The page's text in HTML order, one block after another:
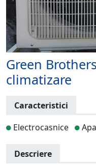
Green
climatizare
Caracteristici
Electrocasnice
Descriere